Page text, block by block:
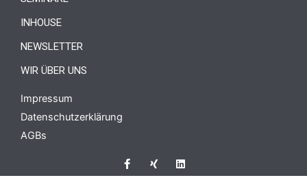
INHOUSE
NEWSLETTER
WIR ÜBER UNS
Impressum
Datenschutzerklärung
AGBs